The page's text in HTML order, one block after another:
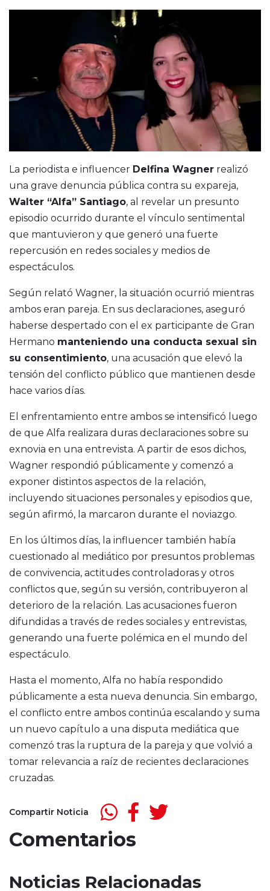
La periodista e influencer Delfina Wagner realizó
una grave denuncia pública contra su expareja,
Walter “Alfa” Santiago, al revelar un presunto
episodio ocurrido durante el vínculo sentimental
que mantuvieron y que generó una fuerte
repercusión en redes sociales y medios de
espectáculos.
Según relató Wagner, la situación ocurrió mientras
ambos eran pareja. En sus declaraciones, aseguró
haberse despertado con el ex participante de Gran
Hermano manteniendo una conducta sexual sin
su consentimiento, una acusación que elevó la
tensión del conflicto público que mantienen desde
hace varios días.
El enfrentamiento entre ambos se intensificó luego
de que Alfa realizara duras declaraciones sobre su
exnovia en una entrevista. A partir de esos dichos,
Wagner respondió públicamente y comenzó a
exponer distintos aspectos de la relación,
incluyendo situaciones personales y episodios que,
según afirmó, la marcaron durante el noviazgo.
En los últimos días, la influencer también había
cuestionado al mediático por presuntos problemas
de convivencia, actitudes controladoras y otros
conflictos que, según su versión, contribuyeron al
deterioro de la relación. Las acusaciones fueron
difundidas a través de redes sociales y entrevistas,
generando una fuerte polémica en el mundo del
espectáculo.
Hasta el momento, Alfa no había respondido
públicamente a esta nueva denuncia. Sin embargo,
el conflicto entre ambos continúa escalando y suma
un nuevo capítulo a una disputa mediática que
comenzó tras la ruptura de la pareja y que volvió a
tomar relevancia a raíz de recientes declaraciones
cruzadas.
Compartir Noticia
Comentarios
Noticias Relacionadas